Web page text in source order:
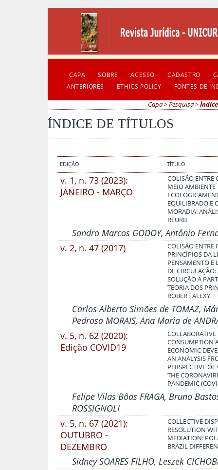
CAPA SOBRE ACESSO CADASTRO
ANTERIORES
ETHICS POLICY FONTES DE
Capa>Pesquisa>
ÍNDICE DE TÍTULOS
EDIÇÃO TÍTULO
v. 1, n. 73 (2023):
JANEIRO - MARÇO
COLISÃO ENTRE
MEIO AMBIENTE
EQUILIBRADO E
MORADIA:
REURB
Sandro Marcos GODOY, Antônio
v. 2, n. 47 (2017)
COLISÃO ENTRE
PRINCÍPIOS DA
PENSAMENTO E
DE
SOLUÇÃO A
TEORIA DOS
ROBERT ALEXY
Carlos Alberto Simões de TOMAZ,
Pedrosa MORAIS, Ana Maria de
v. 5, n. 62 (2020):
Edição COVID19
COLLABORATIVE
CONSUMPTION
ECONOMIC
AN ANALYSIS
PERSPECTIVE
THE
PANDEMIC
Felipe Vilas Bôas FRAGA, Bruno
ROSSIGNOLI
v. 5, n. 67 (2021):
OUTUBRO -
DEZEMBRO
COLLECTIVE
RESOLUTION
MEDIATION:
BRAZIL
Sidney SOARES FILHO, Leszek